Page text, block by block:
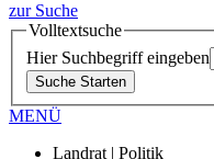
zur Suche
Volltextsuche
Hier Suchbegriff eingeben
Suche Starten
MENÜ
Landrat | Politik